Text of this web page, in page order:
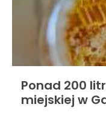
Ponad 200
miejskiej w